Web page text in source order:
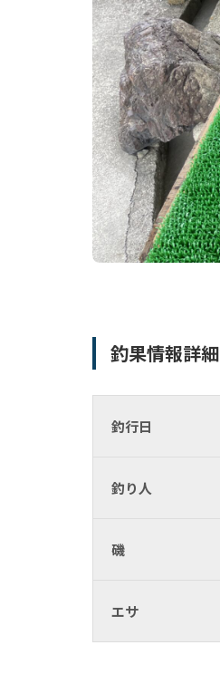
釣果情報詳細
釣行日
釣り人
磯
エサ